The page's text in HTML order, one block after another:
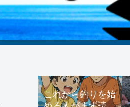
これから釣りを始